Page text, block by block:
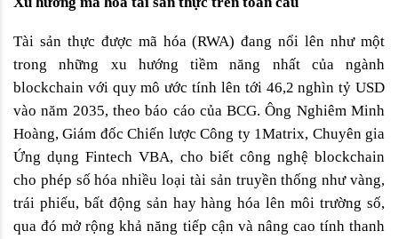
Tài sản thực được mã hóa (RWA) đang nổi lên như một
trong những xu hướng tiềm năng nhất của ngành
blockchain với quy mô ước tính lên tới 46,2 nghìn tỷ USD
vào năm 2035, theo báo cáo của BCG. Ông Nghiêm Minh
Hoàng, Giám đốc Chiến lược Công ty 1Matrix, Chuyên gia
Ứng dụng Fintech VBA, cho biết công nghệ blockchain
cho phép số hóa nhiều loại tài sản truyền thống như vàng,
trái phiếu, bất động sản hay hàng hóa lên môi trường số,
qua đó mở rộng khả năng tiếp cận và nâng cao tính thanh